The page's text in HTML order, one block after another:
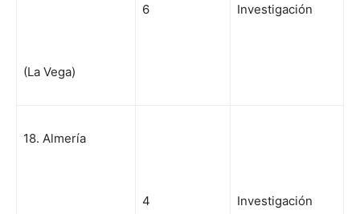
(La Vega)
6 Investigación
18. Almería
4 Investigación